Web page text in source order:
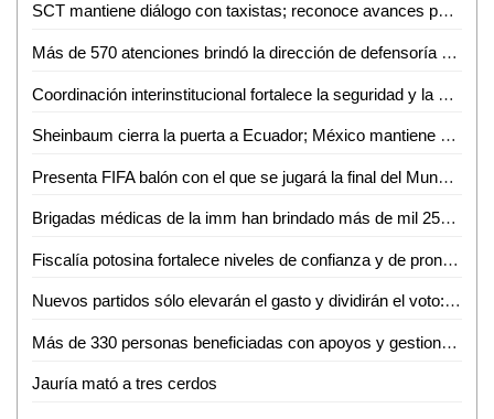
SCT mantiene diálogo con taxistas; reconoce avances pero persisten malas prácticas
Más de 570 atenciones brindó la dirección de defensoría social durante mayo y junio en Ciudad Valles
Coordinación interinstitucional fortalece la seguridad y la paz en San Luis Potosí
Sheinbaum cierra la puerta a Ecuador; México mantiene demanda internacional
Presenta FIFA balón con el que se jugará la final del Mundial 2026
Brigadas médicas de la imm han brindado más de mil 250 atenciones gratuitas en Ciudad Valles
Fiscalía potosina fortalece niveles de confianza y de pronta atención ciudadana
Nuevos partidos sólo elevarán el gasto y dividirán el voto: Carlos Solares
Más de 330 personas beneficiadas con apoyos y gestiones de atención ciudadana durante junio
Jauría mató a tres cerdos